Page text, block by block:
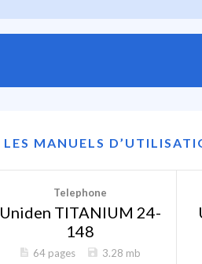
LES MANUELS
Telephone
Uniden TITANIUM 24-
148
64 pages 3.28 mb